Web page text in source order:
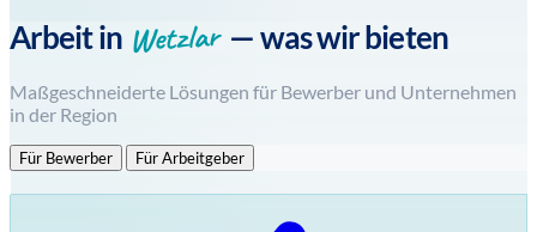
Arbeit in Wetzlar — was wir bieten
Maßgeschneiderte Lösungen für Bewerber und Unternehmen
in der Region
Für Bewerber Für Arbeitgeber